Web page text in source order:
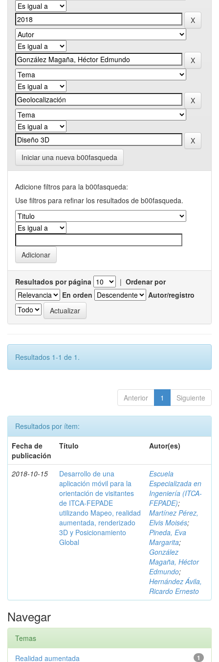
Iniciar una nueva b00fasqueda
Adicione filtros para la b00fasqueda:
Use filtros para refinar los resultados de b00fasqueda.
Resultados por página | Ordenar por
En orden
Autor/registro
Resultados 1-1 de 1.
Anterior 1 Siguiente
Resultados por ítem:
Fecha de
publicación
Título Autor(es)
2018-10-15
Desarrollo de una
aplicación móvil para la
orientación de visitantes
de ITCA-FEPADE
utilizando Mapeo, realidad
aumentada, renderizado
3D y Posicionamiento
Global
Escuela
Especializada en
Ingeniería (ITCA-
FEPADE);
Martínez Pérez,
Elvis Moisés;
Pineda, Eva
Margarita;
González
Magaña, Héctor
Edmundo;
Hernández Ávila,
Ricardo Ernesto
Navegar
Temas
1
Realidad aumentada